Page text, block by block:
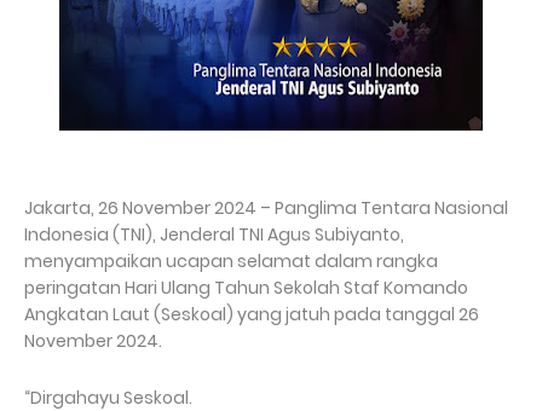
Jakarta, 26 November 2024 – Panglima Tentara Nasional
Indonesia (TNI), Jenderal TNI Agus Subiyanto,
menyampaikan ucapan selamat dalam rangka
peringatan Hari Ulang Tahun Sekolah Staf Komando
Angkatan Laut (Seskoal) yang jatuh pada tanggal 26
November 2024.
“Dirgahayu Seskoal.